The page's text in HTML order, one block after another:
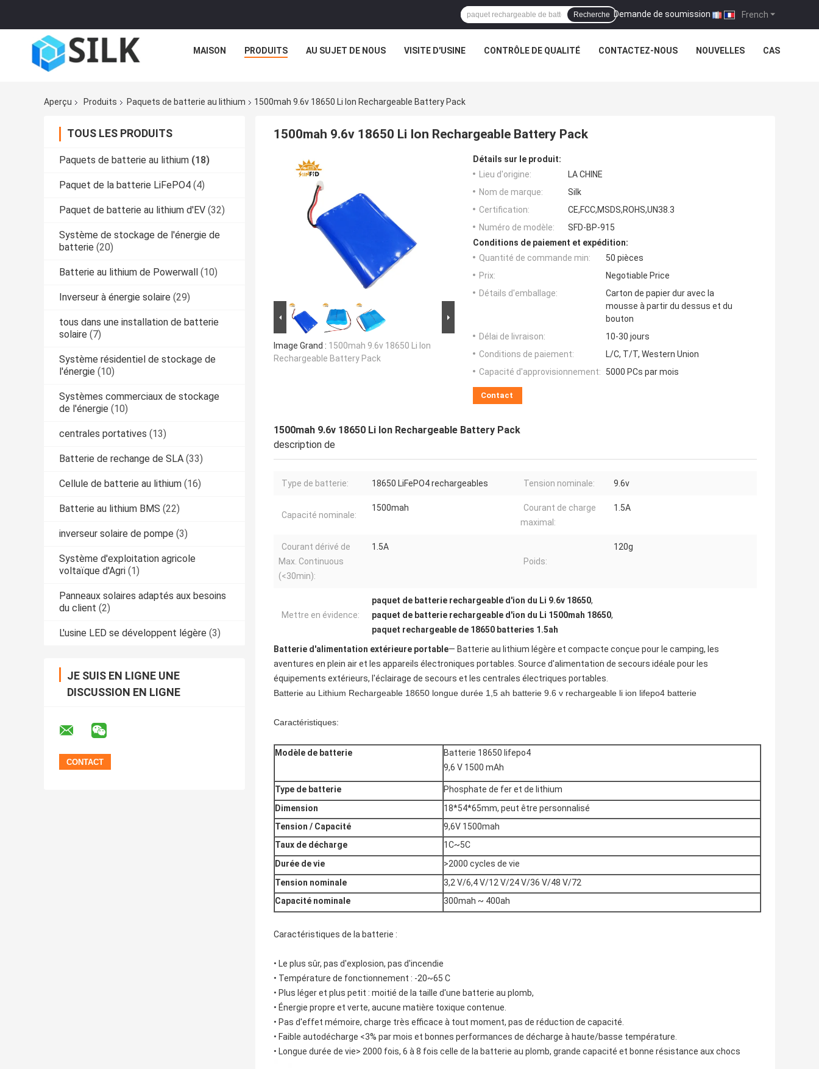
French
Demande de soumission |
Recherche
MAISON PRODUITS AU SUJET DE NOUS VISITE D'USINE CONTRÔLE DE QUALITÉ CONTACTEZ-NOUS NOUVELLES CAS
Aperçu Produits Paquets de batterie au lithium 1500mah 9.6v 18650 Li Ion Rechargeable Battery Pack
TOUS LES PRODUITS
Paquets de batterie au lithium (18)
Paquet de la batterie LiFePO4 (4)
Paquet de batterie au lithium d'EV (32)
Système de stockage de l'énergie de
batterie (20)
Batterie au lithium de Powerwall (10)
Inverseur à énergie solaire (29)
tous dans une installation de batterie
solaire (7)
Système résidentiel de stockage de
l'énergie (10)
Systèmes commerciaux de stockage
de l'énergie (10)
centrales portatives (13)
Batterie de rechange de SLA (33)
Cellule de batterie au lithium (16)
Batterie au lithium BMS (22)
inverseur solaire de pompe (3)
Système d'exploitation agricole
voltaïque d'Agri (1)
Panneaux solaires adaptés aux besoins
du client (2)
L'usine LED se développent légère (3)
JE SUIS EN LIGNE UNE
DISCUSSION EN LIGNE
1500mah 9.6v 18650 Li Ion Rechargeable Battery Pack
Image Grand : 1500mah 9.6v 18650 Li Ion
Rechargeable Battery Pack
Détails sur le produit:
Lieu d'origine:
LA CHINE
Nom de marque:
Silk
Certification:
CE,FCC,MSDS,ROHS,UN38.3
Numéro de modèle:
SFD-BP-915
Conditions de paiement et expédition:
Quantité de commande min:
50 pièces
Prix:
Negotiable Price
Détails d'emballage:
Carton de papier dur avec la
mousse à partir du dessus et du
bouton
Délai de livraison:
10-30 jours
Conditions de paiement:
L/C, T/T, Western Union
Capacité d'approvisionnement:
5000 PCs par mois
Contact
1500mah 9.6v 18650 Li Ion Rechargeable Battery Pack
description de
Type de batterie: 18650 LiFePO4 rechargeables Tension nominale: 9.6v
Capacité nominale:
1500mah
Courant de charge
maximal:
1.5A
Courant dérivé de
Max. Continuous
(<30min):
1.5A
Poids:
120g
Mettre en évidence:
paquet de batterie rechargeable d'ion du Li 9.6v 18650,
paquet de batterie rechargeable d'ion du Li 1500mah 18650,
paquet rechargeable de 18650 batteries 1.5ah
Batterie d'alimentation extérieure portable— Batterie au lithium légère et compacte conçue pour le camping, les
aventures en plein air et les appareils électroniques portables. Source d'alimentation de secours idéale pour les
équipements extérieurs, l'éclairage de secours et les centrales électriques portables.
Batterie au Lithium Rechargeable 18650 longue durée 1,5 ah batterie 9.6 v rechargeable li ion lifepo4 batterie
Caractéristiques:
Modèle de batterie
Batterie 18650 lifepo4
9,6 V 1500 mAh
Type de batterie
Phosphate de fer et de lithium
Dimension
18*54*65mm, peut être personnalisé
Tension / Capacité
9,6V 1500mah
Taux de décharge
1C~5C
Durée de vie
>2000 cycles de vie
Tension nominale
3,2 V/6,4 V/12 V/24 V/36 V/48 V/72
Capacité nominale
300mah ~ 400ah
Caractéristiques de la batterie :
• Le plus sûr, pas d'explosion, pas d'incendie
• Température de fonctionnement : -20~65 C
• Plus léger et plus petit : moitié de la taille d'une batterie au plomb,
• Énergie propre et verte, aucune matière toxique contenue.
• Pas d'effet mémoire, charge très efficace à tout moment, pas de réduction de capacité.
• Faible autodécharge <3% par mois et bonnes performances de décharge à haute/basse température.
• Longue durée de vie> 2000 fois, 6 à 8 fois celle de la batterie au plomb, grande capacité et bonne résistance aux chocs